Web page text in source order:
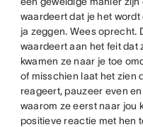
waardeert dat je het
ja zeggen. Wees oprecht.
waardeert aan het feit dat
kwamen ze naar je toe
of misschien laat het zien
reageert, pauzeer even
waarom ze eerst naar jou
positieve reactie met hen